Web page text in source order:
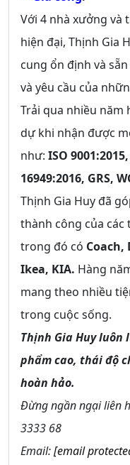
Với 4 nhà xưởng và
hiện đại, Thịnh Gia
cung ổn định và
và yêu cầu của
Trải qua nhiều năm
dự khi nhận được
như: ISO
16949:2016, GRS,
Thịnh Gia Huy đã
thành công của
trong đó có Coach,
Ikea, KIA. Hàng
mang theo nhiều
trong cuộc sống.
Thịnh Gia Huy
phẩm cao, thái độ
hoàn hảo.
Đừng ngần ngại liên
3333 68
Email:[email